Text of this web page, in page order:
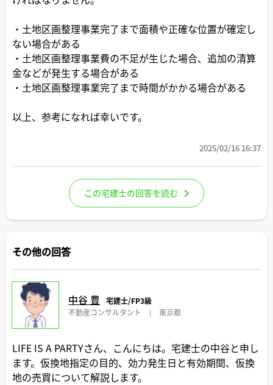
・土地区画整理事業完了まで面積や正確な位置が確定し
ない場合がある
・土地区画整理事業費の不足が生じた場合、追加の清算
金などが発生する場合がある
・土地区画整理事業完了まで時間がかかる場合がある
以上、参考になれば幸いです。
2025/02/16 16:37
この宅建士の回答を読む
その他の回答
中谷 豊
宅建士/FP3級
不動産コンサルタント
| 東京都
LIFE IS A PARTYさん、こんにちは。宅建士の中谷と申し
ます。仮換地指定の目的、効力発生日と有効期間、仮換
地の売買について解説します。